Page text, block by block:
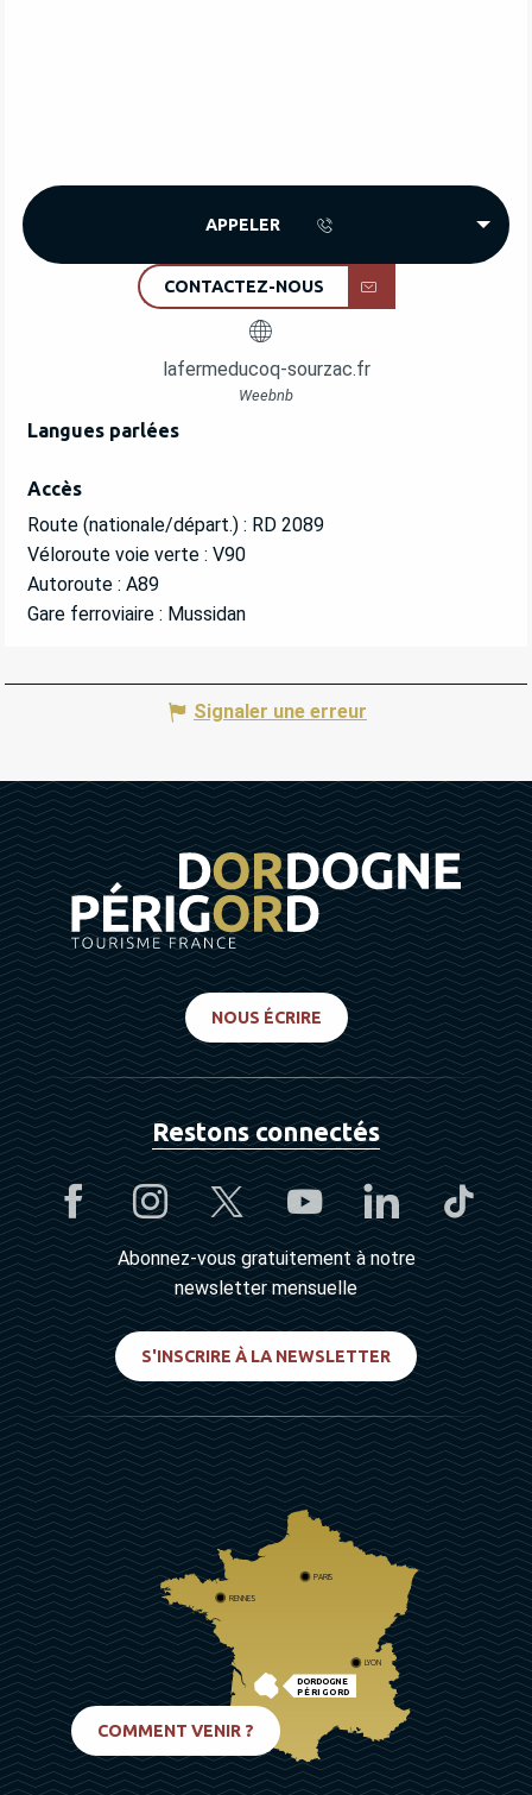
APPELER
CONTACTEZ-NOUS
lafermeducoq-sourzac.fr
Weebnb
Langues parlées
Langues parlées
Accès
Accès
Route (nationale/départ.) : RD 2089
Véloroute voie verte : V90
Autoroute : A89
Gare ferroviaire : Mussidan
Signaler une erreur
NOUS ÉCRIRE
Restons connectés
Abonnez-vous gratuitement à notre
newsletter mensuelle
S'INSCRIRE À LA NEWSLETTER
DORDOGNE
PÉRIGORD
PARIS
RENNES
LYON
COMMENT VENIR ?